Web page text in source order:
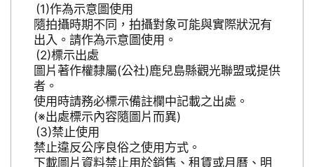
作為示意圖使用
隨拍攝時期不同，拍攝對象可能與實際狀況有
出入。請作為示意圖使用。
標示出處
圖片著作權隸屬(公社)鹿兒島縣觀光聯盟或提供
者。
使用時請務必標示備註欄中記載之出處。
(※出處標示內容隨圖片而異)
禁止使用
禁止違反公序良俗之使用方式。
下載圖片資料禁止用於銷售、租賃或月曆、明